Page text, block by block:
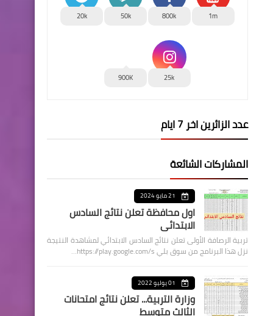
1m
800k
50k
20k
25k
900K
عدد الزائرين اخر 7 ايام
المشاركات الشائعة
21 مايو 2024
اول محافظة تعلن نتائج السادس
الابتدائي
تربية الرصافة الأولى تعلن نتائج السادس الابتدائي لمشاهدة النتيجة
نزل هذا البرنامج من سوق بلي https://play.google.com/s…
01 يوليو 2022
وزارة التربية... تعلن نتائج امتحانات
الثالث متوسط